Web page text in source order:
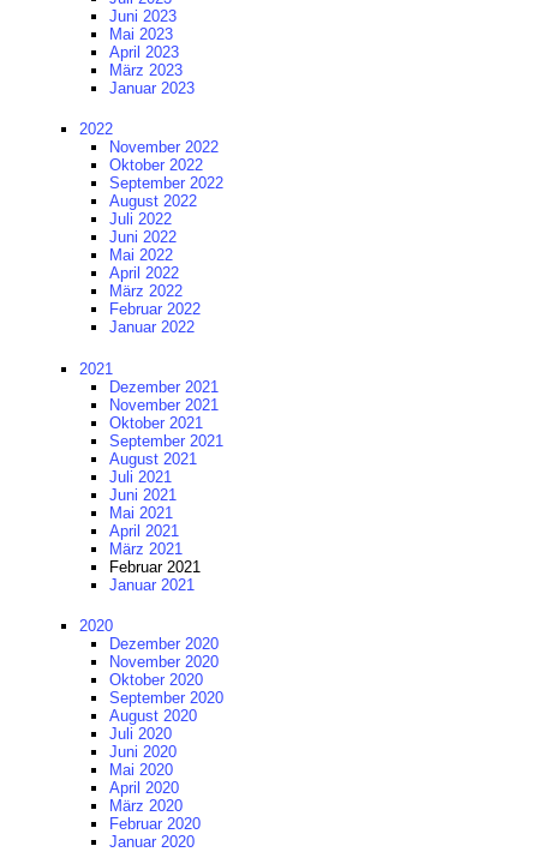
Juni 2023
Mai 2023
April 2023
März 2023
Januar 2023
2022
November 2022
Oktober 2022
September 2022
August 2022
Juli 2022
Juni 2022
Mai 2022
April 2022
März 2022
Februar 2022
Januar 2022
2021
Dezember 2021
November 2021
Oktober 2021
September 2021
August 2021
Juli 2021
Juni 2021
Mai 2021
April 2021
März 2021
Februar 2021
Januar 2021
2020
Dezember 2020
November 2020
Oktober 2020
September 2020
August 2020
Juli 2020
Juni 2020
Mai 2020
April 2020
März 2020
Februar 2020
Januar 2020